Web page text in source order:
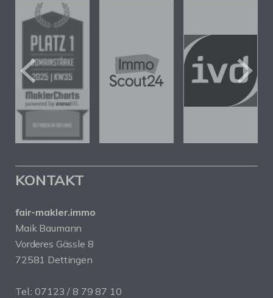
KONTAKT
fair-makler.immo
Maik Baumann
Vorderes Gässle 8
72581 Dettingen
Tel.: 07123 / 8 79 87 10